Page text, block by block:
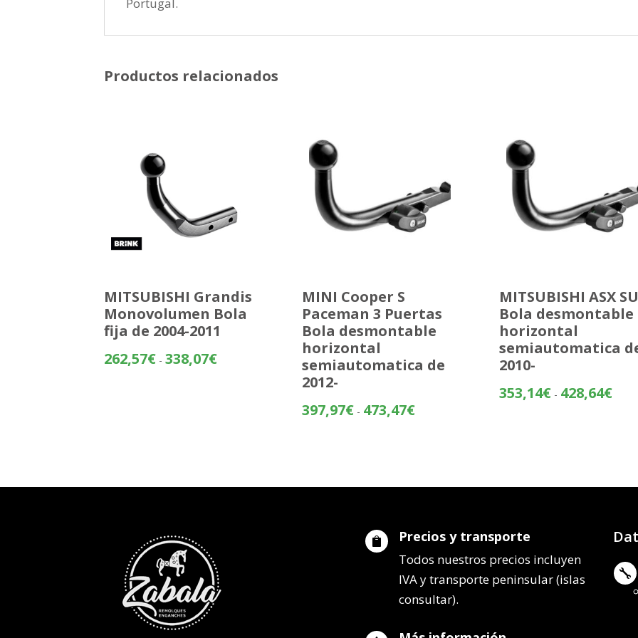
Productos relacionados
MITSUBISHI Grandis
Monovolumen Bola
fija de 2004-2011
262,57€ - 338,07€Rango
MINI Cooper S
Paceman 3 Puertas
Bola desmontable
horizontal
semiautomatica de
2012-
397,97€ - 473,47€Rango
hasta
MITSUBISHI ASX
Bola desmontable
horizontal
semiautomatica
2010-
353,14€ - 428,64€
 Precios y transporte
Todos nuestros precios incluyen
IVA y transporte peninsular (islas
consultar).
